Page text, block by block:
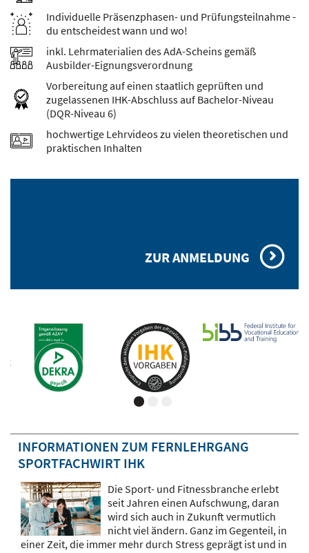
Individuelle Präsenzphasen- und Prüfungsteilnahme -
du entscheidest wann und wo!
inkl. Lehrmaterialien des AdA-Scheins gemäß
Ausbilder-Eignungsverordnung
Vorbereitung auf einen staatlich geprüften und
zugelassenen IHK-Abschluss auf Bachelor-Niveau
(DQR-Niveau 6)
hochwertige Lehrvideos zu vielen theoretischen und
praktischen Inhalten
ZUR ANMELDUNG
INFORMATIONEN ZUM FERNLEHRGANG
SPORTFACHWIRT IHK
Die Sport- und Fitnessbranche erlebt
seit Jahren einen Aufschwung, daran
wird sich auch in Zukunft vermutlich
nicht viel ändern. Ganz im Gegenteil, in
einer Zeit, die immer mehr durch Stress geprägt ist und in